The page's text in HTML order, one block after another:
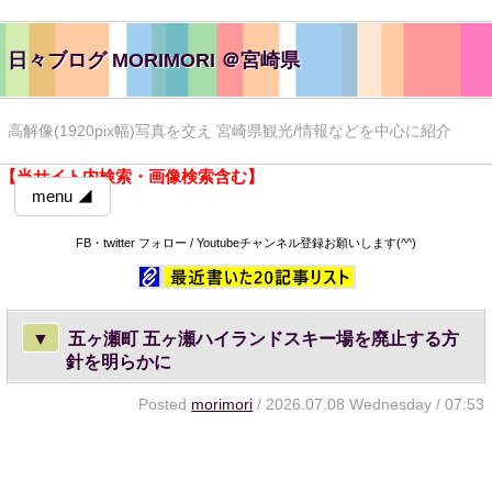
日々ブログ MORIMORI ＠宮崎県
高解像(1920pix幅)写真を交え 宮崎県観光/情報などを中心に紹介
【当サイト内検索・画像検索含む】
menu ◢
FB・twitter フォロー / Youtubeチャンネル登録お願いします(^^)
▼
五ヶ瀬町 五ヶ瀬ハイランドスキー場を廃止する方
針を明らかに
Posted morimori / 2026.07.08 Wednesday / 07:53